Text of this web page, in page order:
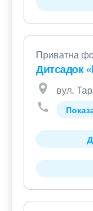
Приватна
Дитсадок
вул.